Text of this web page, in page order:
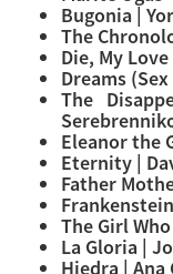
Bugonia |
The
Die, My
Dreams
The
Eleanor the
Eternity |
Father
The Girl
La Gloria |
Hiedra |